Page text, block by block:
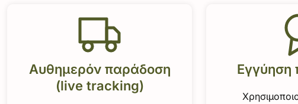
Αυθημερόν παράδοση
(live tracking)
Εγγύηση